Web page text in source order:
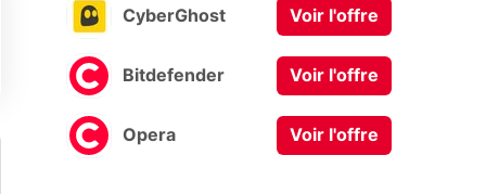
CyberGhost Voir l'offre
Bitdefender Voir l'offre
Opera Voir l'offre